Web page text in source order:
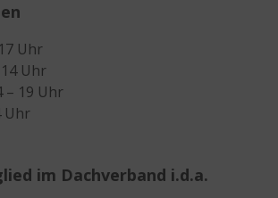
Uhr
Uhr
– 19 Uhr
Uhr
im Dachverband i.d.a.